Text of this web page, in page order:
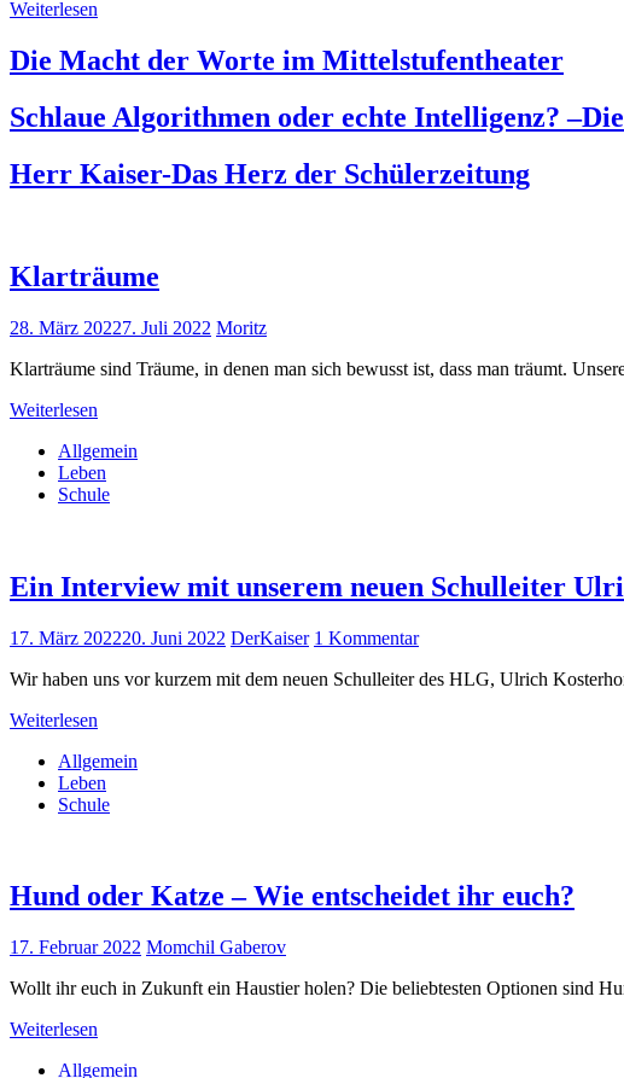
Weiterlesen
Die Macht der Worte im Mittelstufentheater
Schlaue Algorithmen oder echte Intelligenz?
Herr Kaiser-Das Herz der Schülerzeitung
Klarträume
28. März 20227. Juli 2022 Moritz
Klarträume sind Träume, in denen man sich bewusst ist, dass man träumt.
Weiterlesen
Allgemein
Leben
Schule
Ein Interview mit unserem neuen Schulleiter
17. März 202220. Juni 2022 DerKaiser 1 Kommentar
Wir haben uns vor kurzem mit dem neuen Schulleiter des HLG, Ulrich
Weiterlesen
Allgemein
Leben
Schule
Hund oder Katze – Wie entscheidet ihr euch?
17. Februar 2022 Momchil Gaberov
Wollt ihr euch in Zukunft ein Haustier holen? Die beliebtesten Optionen sind
Weiterlesen
Allgemein